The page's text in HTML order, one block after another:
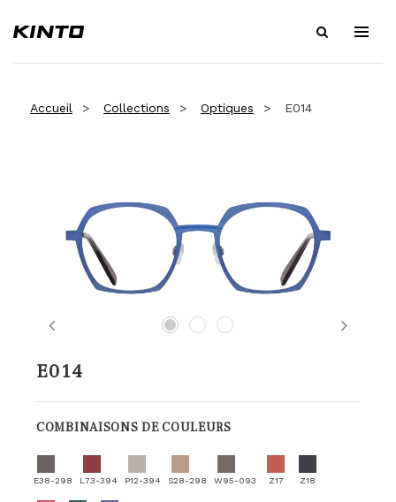
Accueil Collections Optiques E014
Previous Next
E014
COMBINAISONS DE COULEURS
E38-298 L73-394 P12-394 S28-298 W95-093 Z17 Z18